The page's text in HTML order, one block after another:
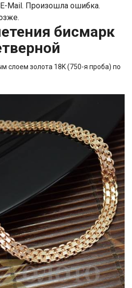
Mail. Произошла ошибка.
бисмарк
слоем золота 18K (750-я проба) по